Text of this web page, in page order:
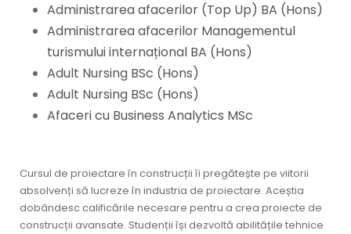
Administrarea afacerilor (Top Up) BA (Hons)
Administrarea afacerilor Managementul
turismului internațional BA (Hons)
Adult Nursing BSc (Hons)
Adult Nursing BSc (Hons)
Afaceri cu Business Analytics MSc
Cursul de proiectare în construcții îi pregătește pe viitorii
absolvenți să lucreze în industria de proiectare. Aceștia
dobândesc calificările necesare pentru a crea proiecte de
construcții avansate. Studenții își dezvoltă abilitățile tehnice